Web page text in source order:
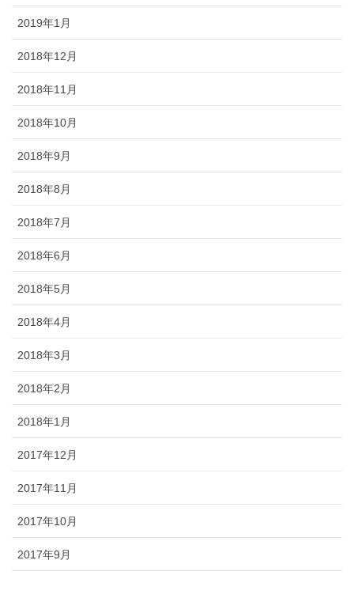
2019年1月
2018年12月
2018年11月
2018年10月
2018年9月
2018年8月
2018年7月
2018年6月
2018年5月
2018年4月
2018年3月
2018年2月
2018年1月
2017年12月
2017年11月
2017年10月
2017年9月